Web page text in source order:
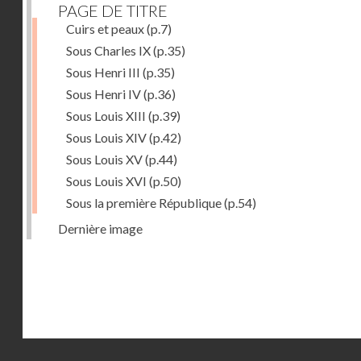
PAGE DE TITRE
Cuirs et peaux(p.7)
Sous Charles IX(p.35)
Sous Henri III (p.35)
Sous Henri IV(p.36)
Sous Louis XIII (p.39)
Sous Louis XIV(p.42)
Sous Louis XV(p.44)
Sous Louis XVI (p.50)
Sous la première République(p.54)
Dernière image